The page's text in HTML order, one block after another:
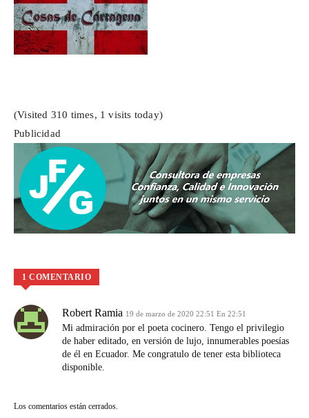
(Visited 310 times, 1 visits today)
Publicidad
1 COMENTARIO
Robert Ramia 19 de marzo de 2020 22:51 En 22:51
Mi admiración por el poeta cocinero. Tengo el privilegio
de haber editado, en versión de lujo, innumerables poesías
de él en Ecuador. Me congratulo de tener esta biblioteca
disponible.
Los comentarios están cerrados.